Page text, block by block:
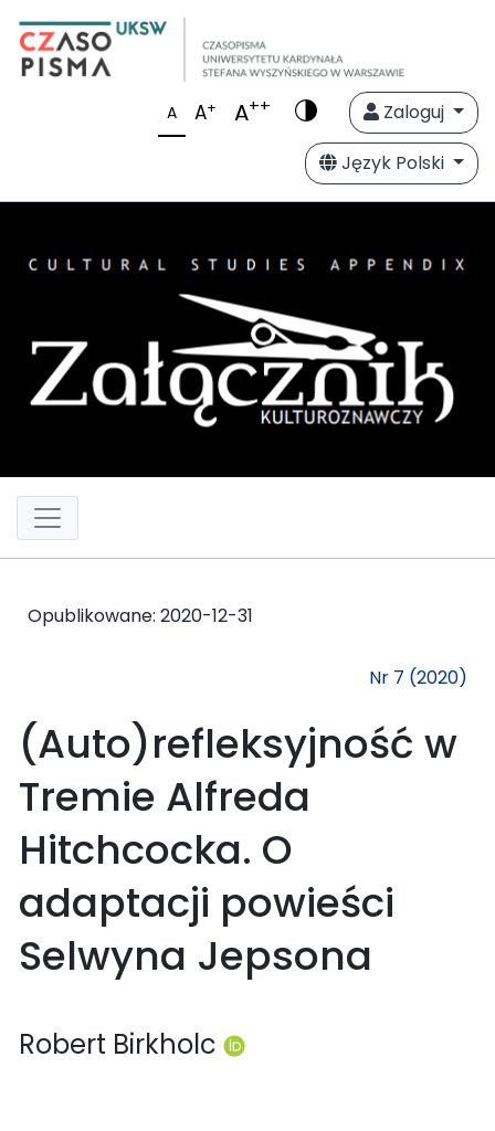
A A+ A++
Zaloguj
Język Polski
Opublikowane: 2020-12-31
Nr 7 (2020)
(Auto)refleksyjność w
Tremie Alfreda
Hitchcocka. O
adaptacji powieści
Selwyna Jepsona
Robert Birkholc